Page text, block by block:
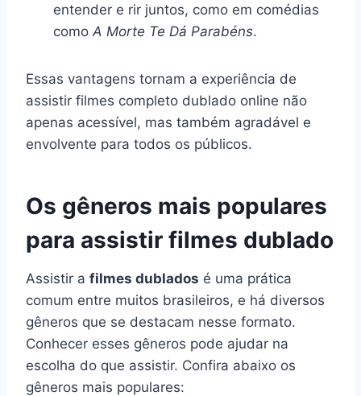
entender e rir juntos, como em comédias
como A Morte Te Dá Parabéns.
Essas vantagens tornam a experiência de
assistir filmes completo dublado online não
apenas acessível, mas também agradável e
envolvente para todos os públicos.
Os gêneros mais populares
para assistir filmes dublado
Assistir a filmes dublados é uma prática
comum entre muitos brasileiros, e há diversos
gêneros que se destacam nesse formato.
Conhecer esses gêneros pode ajudar na
escolha do que assistir. Confira abaixo os
gêneros mais populares: